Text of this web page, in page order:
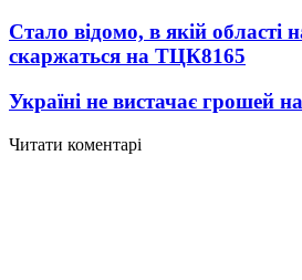
Стало відомо, в якій області
скаржаться на ТЦК8165
Україні не вистачає грошей
Читати коментарі